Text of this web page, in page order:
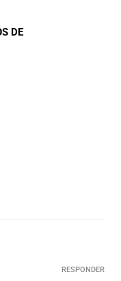
DE
RESPONDER